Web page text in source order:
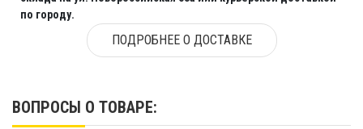
по городу.
ПОДРОБНЕЕ О ДОСТАВКЕ
ВОПРОСЫ О ТОВАРЕ: